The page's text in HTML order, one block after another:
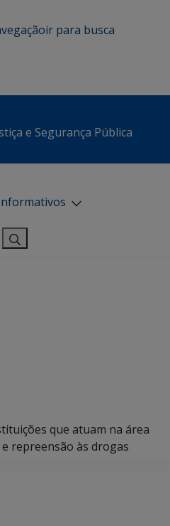
ir para busca
e Segurança Pública
que atuam na área
repreensão às drogas